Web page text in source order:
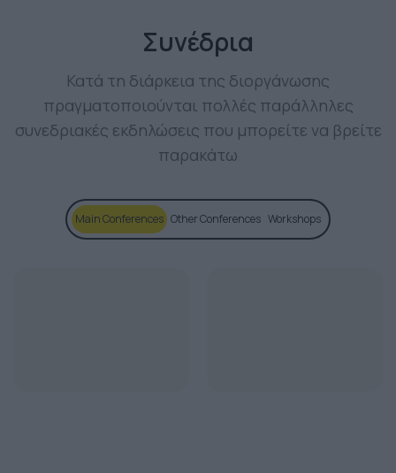
Συνέδρια
Κατά τη διάρκεια της διοργάνωσης
πραγματοποιούνται πολλές παράλληλες
συνεδριακές εκδηλώσεις που μπορείτε να βρείτε
παρακάτω
Main Conferences Other Conferences Workshops